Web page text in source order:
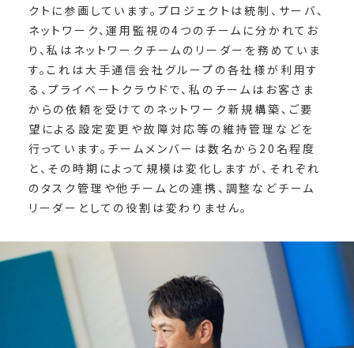
クトに参画しています。プロジェクトは統制、サーバ、
ネットワーク、運用監視の4つのチームに分かれてお
り、私はネットワークチームのリーダーを務めていま
す。これは大手通信会社グループの各社様が利用す
る、プライベートクラウドで、私のチームはお客さま
からの依頼を受けてのネットワーク新規構築、ご要
望による設定変更や故障対応等の維持管理などを
行っています。チームメンバーは数名から20名程度
と、その時期によって規模は変化しますが、それぞれ
のタスク管理や他チームとの連携、調整などチーム
リーダーとしての役割は変わりません。